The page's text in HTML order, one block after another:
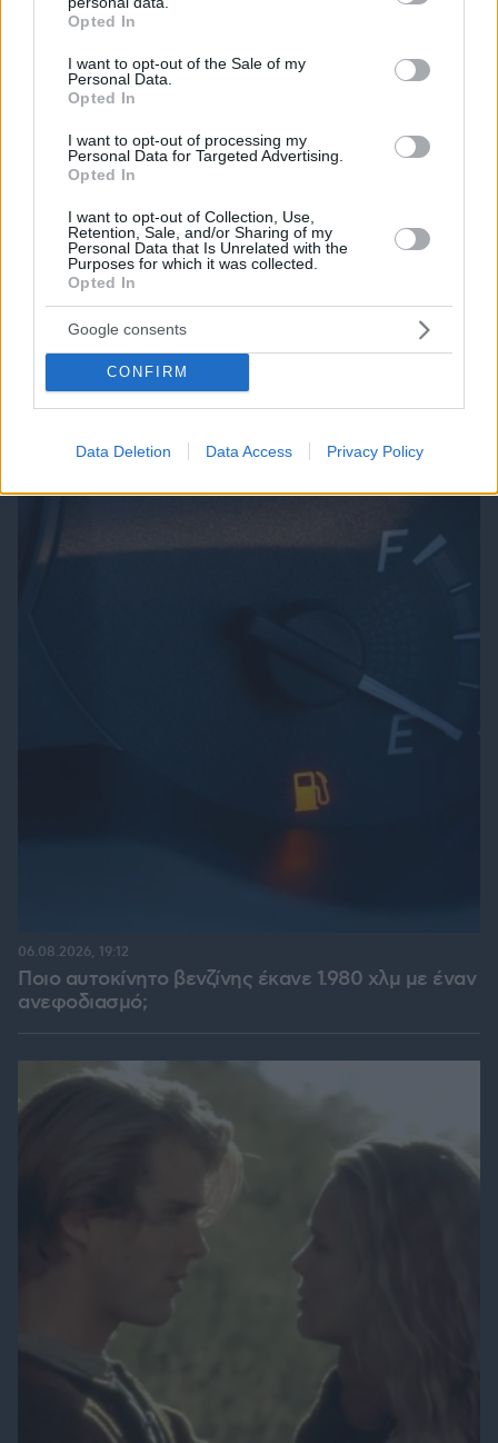
grant or deny consent to Google and its third-party tags to
use your data for below specified purposes in below Google
consent section.
Opted In
I want to opt-out of the Sale of my
Personal Data.
Opted In
I want to opt-out of processing my
Personal Data for Targeted Advertising.
Opted In
I want to opt-out of Collection, Use,
Retention, Sale, and/or Sharing of my
Personal Data that Is Unrelated with the
Purposes for which it was collected.
Opted In
Google consents
CONFIRM
Data Deletion Data Access Privacy Policy
Τα φρούτα που επιλέγουν 4 ενδοκρινολόγοι για
καλύτερο έλεγχο του σακχάρου – Το ένα μειώνει
το λίπος στην κοιλιά
07.08.2026, 08:32
Ποιο αυτοκίνητο βενζίνης έκανε 1.980 χλμ με έναν
ανεφοδιασμό;
06.08.2026, 19:12